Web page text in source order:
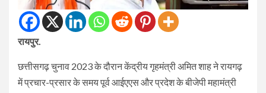
रायपुर.
छत्तीसगढ़ चुनाव 2023 के दौरान केंद्रीय गृहमंत्री अमित शाह ने रायगढ़
में प्रचार-प्रसार के समय पूर्व आईएएस और प्रदेश के बीजेपी महामंत्री